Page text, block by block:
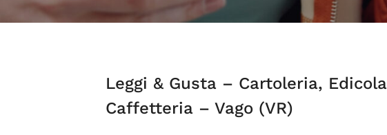
Leggi & Gusta – Cartoleria,
Caffetteria – Vago (VR)